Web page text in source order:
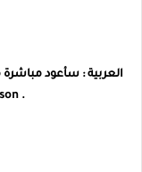
العربية : سأعود
.